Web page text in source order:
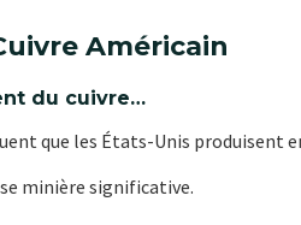
Américain
du cuivre…
que les États-Unis produisent
minière significative.